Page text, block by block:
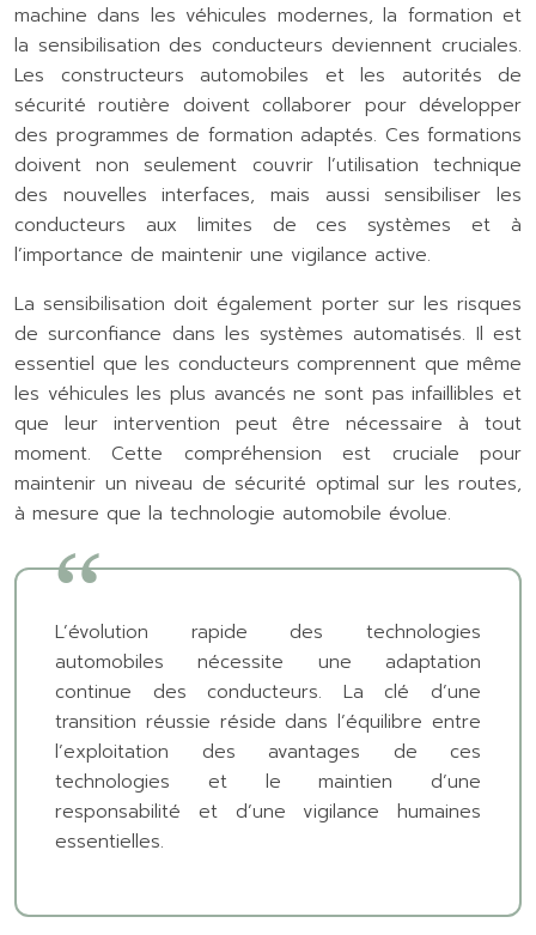
machine dans les véhicules modernes, la formation et
la sensibilisation des conducteurs deviennent cruciales.
Les constructeurs automobiles et les autorités de
sécurité routière doivent collaborer pour développer
des programmes de formation adaptés. Ces formations
doivent non seulement couvrir l’utilisation technique
des nouvelles interfaces, mais aussi sensibiliser les
conducteurs aux limites de ces systèmes et à
l’importance de maintenir une vigilance active.
La sensibilisation doit également porter sur les risques
de surconfiance dans les systèmes automatisés. Il est
essentiel que les conducteurs comprennent que même
les véhicules les plus avancés ne sont pas infaillibles et
que leur intervention peut être nécessaire à tout
moment. Cette compréhension est cruciale pour
maintenir un niveau de sécurité optimal sur les routes,
à mesure que la technologie automobile évolue.
L’évolution rapide des technologies
automobiles nécessite une adaptation
continue des conducteurs. La clé d’une
transition réussie réside dans l’équilibre entre
l’exploitation des avantages de ces
technologies et le maintien d’une
responsabilité et d’une vigilance humaines
essentielles.